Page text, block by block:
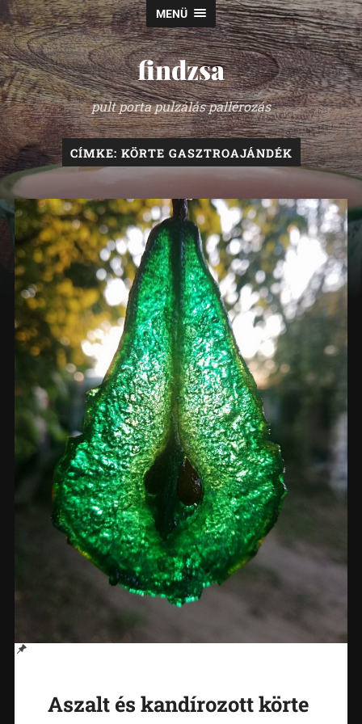
MENÜ
findzsa
pult porta pulzálás pallérozás
CÍMKE: KÖRTE GASZTROAJÁNDÉK
Aszalt és kandírozott körte